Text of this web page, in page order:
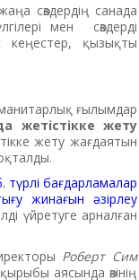
сөздердің санада
мен сөздерді
қызықты
ғылымдар
жетістікке жету
жету жағдаятын
бағдарламалар
жинағын әзірлеу
үйретуге арналған
Роберт Сим
аясында өзінің